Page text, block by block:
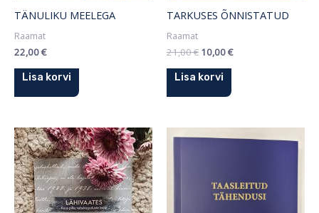
TÄNULIKU MEELEGA
Raamat
22,00€
Lisa korvi
TARKUSES ÕNNISTATUD
Raamat
21,00€ 10,00€
Lisa korvi